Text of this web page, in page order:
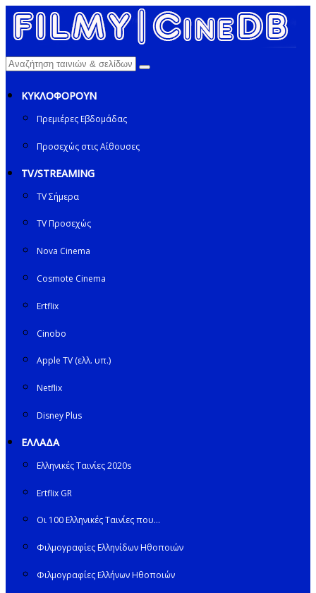
ΚΥΚΛΟΦΟΡΟΥΝ
Πρεμιέρες Εβδομάδας
Προσεχώς στις Αίθουσες
TV/STREAMING
TV Σήμερα
TV Προσεχώς
Nova Cinema
Cosmote Cinema
Ertflix
Cinobo
Apple TV (ελλ. υπ.)
Netflix
Disney Plus
ΕΛΛΑΔΑ
Ελληνικές Ταινίες 2020s
Ertflix GR
Οι 100 Ελληνικές Ταινίες που…
Φιλμογραφίες Ελληνίδων Ηθοποιών
Φιλμογραφίες Ελλήνων Ηθοποιών